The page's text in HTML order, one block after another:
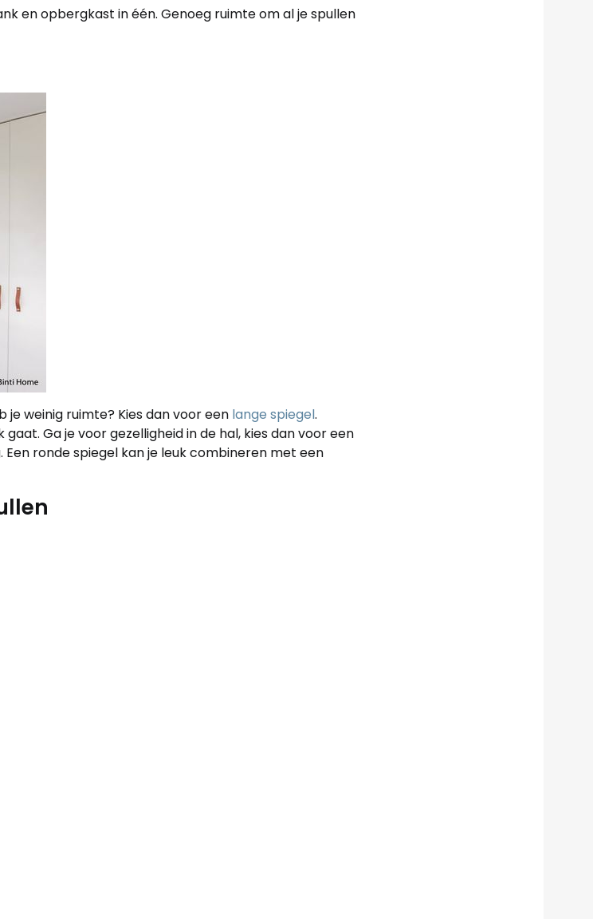
en opbergkast in één. Genoeg ruimte om al je spullen
je weinig ruimte? Kies dan voor een lange spiegel.
Ga je voor gezelligheid in de hal, kies dan voor een
ronde spiegel kan je leuk combineren met een